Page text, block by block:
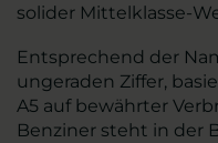
solider Mittelklasse-
Entsprechend der
ungeraden Ziffer,
A5 auf bewährter
Benziner steht in der